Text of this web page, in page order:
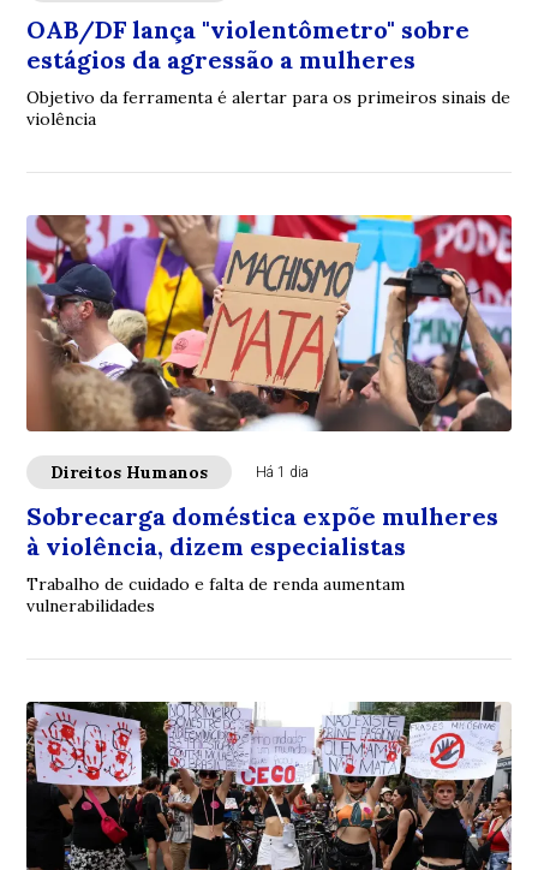
OAB/DF lança "violentômetro" sobre
estágios da agressão a mulheres
Objetivo da ferramenta é alertar para os primeiros sinais de
violência
Direitos Humanos Há 1 dia
Sobrecarga doméstica expõe mulheres
à violência, dizem especialistas
Trabalho de cuidado e falta de renda aumentam
vulnerabilidades